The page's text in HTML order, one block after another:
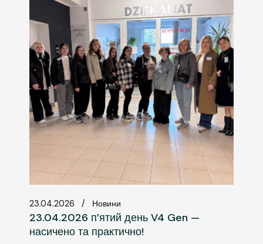
23.04.2026 Новини
23.04.2026 п’ятий день V4 Gen —
насичено та практично!